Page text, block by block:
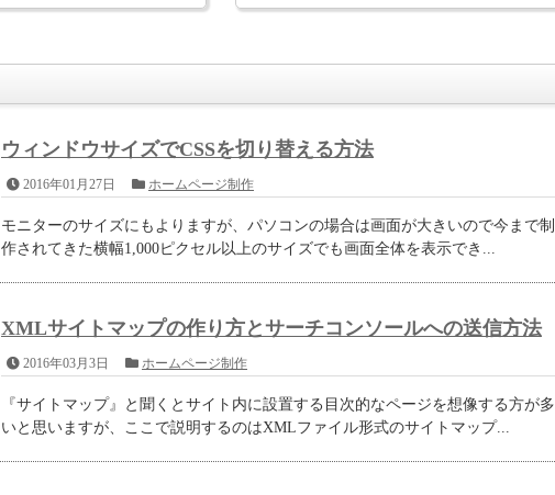
ウィンドウサイズでCSSを切り替える方法
2016年01月27日 ホームページ制作
モニターのサイズにもよりますが、パソコンの場合は画面が大きいので今まで制
作されてきた横幅1,000ピクセル以上のサイズでも画面全体を表示でき...
XMLサイトマップの作り方とサーチコンソールへの送信方法
2016年03月3日 ホームページ制作
『サイトマップ』と聞くとサイト内に設置する目次的なページを想像する方が多
いと思いますが、ここで説明するのはXMLファイル形式のサイトマップ...